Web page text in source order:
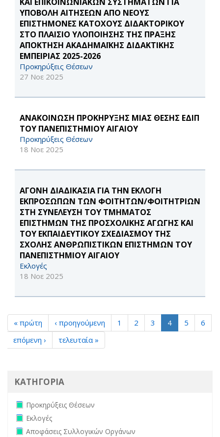
ΥΠΟΒΟΛΗ ΑΙΤΗΣΕΩΝ ΑΠΟ ΝΕΟΥΣ
ΕΠΙΣΤΗΜΟΝΕΣ ΚΑΤΟΧΟΥΣ ΔΙΔΑΚΤΟΡΙΚΟΥ
ΣΤΟ ΠΛΑΙΣΙΟ ΥΛΟΠΟΙΗΣΗΣ ΤΗΣ ΠΡΑΞΗΣ
ΑΠΟΚΤΗΣΗ ΑΚΑΔΗΜΑΪΚΗΣ ΔΙΔΑΚΤΙΚΗΣ
ΕΜΠΕΙΡΙΑΣ 2025-2026
Προκηρύξεις Θέσεων
27 Νοε 2025
ΑΝΑΚΟΙΝΩΣΗ ΠΡΟΚΗΡΥΞΗΣ ΜΙΑΣ ΘΕΣΗΣ ΕΔΙΠ
ΤΟΥ ΠΑΝΕΠΙΣΤΗΜΙΟΥ ΑΙΓΑΙΟΥ
Προκηρύξεις Θέσεων
18 Νοε 2025
ΑΓΟΝΗ ΔΙΑΔΙΚΑΣΙΑ ΓΙΑ ΤΗΝ ΕΚΛΟΓΗ
ΕΚΠΡΟΣΩΠΩΝ ΤΩΝ ΦΟΙΤΗΤΩΝ/ΦΟΙΤΗΤΡΙΩΝ
ΣΤΗ ΣΥΝΕΛΕΥΣΗ ΤΟΥ ΤΜΗΜΑΤΟΣ
ΕΠΙΣΤΗΜΩΝ ΤΗΣ ΠΡΟΣΧΟΛΙΚΗΣ ΑΓΩΓΗΣ ΚΑΙ
ΤΟΥ ΕΚΠΑΙΔΕΥΤΙΚΟΥ ΣΧΕΔΙΑΣΜΟΥ ΤΗΣ
ΣΧΟΛΗΣ ΑΝΘΡΩΠΙΣΤΙΚΩΝ ΕΠΙΣΤΗΜΩΝ ΤΟΥ
ΠΑΝΕΠΙΣΤΗΜΙΟΥ ΑΙΓΑΙΟΥ
Εκλογές
18 Νοε 2025
« πρώτη ‹ προηγούμενη 1 2 3 4 5
6
επόμενη ›
τελευταία »
ΚΑΤΗΓΟΡΙΑ
Remove Προκηρύξεις Θέσεων filter
Προκηρύξεις Θέσεων
Remove Εκλογές filter
Εκλογές
Remove Αποφάσεις Συλλογικών Οργάνων filter
Αποφάσεις Συλλογικών Οργάνων